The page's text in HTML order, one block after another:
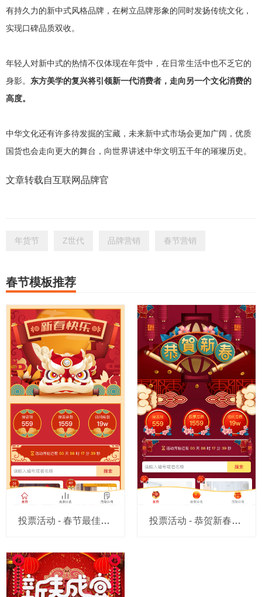
有持久力的新中式风格品牌，在树立品牌形象的同时发扬传统文化，
实现口碑品质双收。
年轻人对新中式的热情不仅体现在年货中，在日常生活中也不乏它的
身影。 东方美学的复兴将引领新一代消费者，走向另一个文化消费的
高度。
中华文化还有许多待发掘的宝藏，未来新中式市场会更加广阔，优质
国货也会走向更大的舞台，向世界讲述中华文明五千年的璀璨历史。
文章转载自互联网品牌官
年货节 Z世代 品牌营销 春节营销
春节模板推荐
投票活动 - 春节最佳家庭合照评选 投票活动 - 恭贺新春投票模版